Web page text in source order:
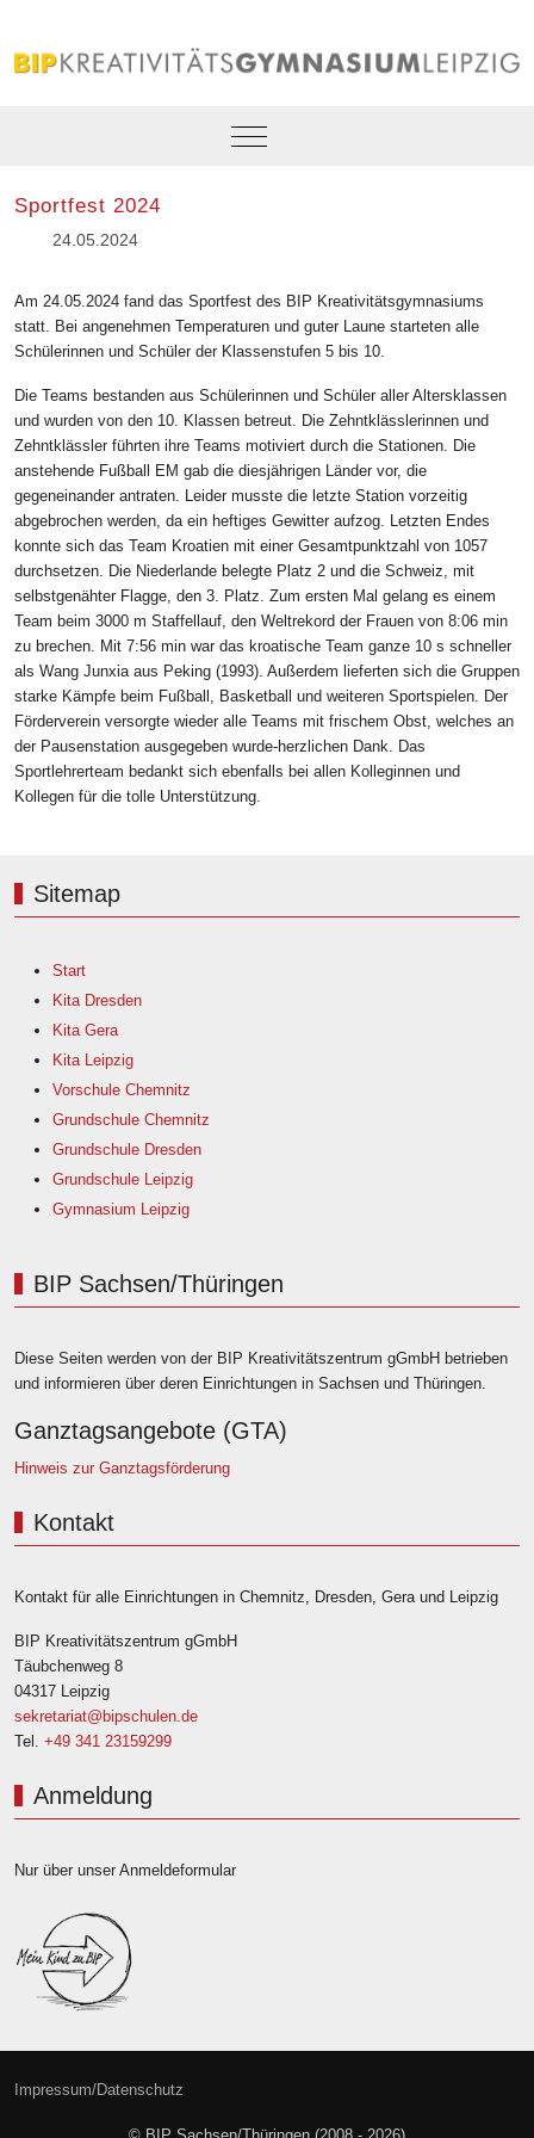
Mobile Menu Toggle
Sportfest 2024
24.05.2024
Am 24.05.2024 fand das Sportfest des BIP Kreativitätsgymnasiums
statt. Bei angenehmen Temperaturen und guter Laune starteten alle
Schülerinnen und Schüler der Klassenstufen 5 bis 10.
Die Teams bestanden aus Schülerinnen und Schüler aller Altersklassen
und wurden von den 10. Klassen betreut. Die Zehntklässlerinnen und
Zehntklässler führten ihre Teams motiviert durch die Stationen. Die
anstehende Fußball EM gab die diesjährigen Länder vor, die
gegeneinander antraten. Leider musste die letzte Station vorzeitig
abgebrochen werden, da ein heftiges Gewitter aufzog. Letzten Endes
konnte sich das Team Kroatien mit einer Gesamtpunktzahl von 1057
durchsetzen. Die Niederlande belegte Platz 2 und die Schweiz, mit
selbstgenähter Flagge, den 3. Platz. Zum ersten Mal gelang es einem
Team beim 3000 m Staffellauf, den Weltrekord der Frauen von 8:06 min
zu brechen. Mit 7:56 min war das kroatische Team ganze 10 s schneller
als Wang Junxia aus Peking (1993). Außerdem lieferten sich die Gruppen
starke Kämpfe beim Fußball, Basketball und weiteren Sportspielen. Der
Förderverein versorgte wieder alle Teams mit frischem Obst, welches an
der Pausenstation ausgegeben wurde-herzlichen Dank. Das
Sportlehrerteam bedankt sich ebenfalls bei allen Kolleginnen und
Kollegen für die tolle Unterstützung.
Sitemap
Start
Kita Dresden
Kita Gera
Kita Leipzig
Vorschule Chemnitz
Grundschule Chemnitz
Grundschule Dresden
Grundschule Leipzig
Gymnasium Leipzig
BIP Sachsen/Thüringen
Diese Seiten werden von der BIP Kreativitätszentrum gGmbH betrieben
und informieren über deren Einrichtungen in Sachsen und Thüringen.
Ganztagsangebote (GTA)
Hinweis zur Ganztagsförderung
Kontakt
Kontakt für alle Einrichtungen in Chemnitz, Dresden, Gera und Leipzig
BIP Kreativitätszentrum gGmbH
Täubchenweg 8
04317 Leipzig
sekretariat@bipschulen.de
Tel. +49 341 23159299
Anmeldung
Nur über unser Anmeldeformular
Impressum/Datenschutz